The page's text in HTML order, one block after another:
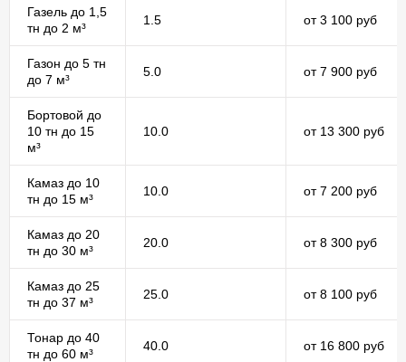
Газель до 1,5
тн до 2 м³
1.5 от 3 100 руб
Газон до 5 тн
до 7 м³
5.0 от 7 900 руб
Бортовой до
10 тн до 15
м³
10.0 от 13 300 руб
Камаз до 10
тн до 15 м³
10.0 от 7 200 руб
Камаз до 20
тн до 30 м³
20.0 от 8 300 руб
Камаз до 25
тн до 37 м³
25.0 от 8 100 руб
Тонар до 40
тн до 60 м³
40.0 от 16 800 руб